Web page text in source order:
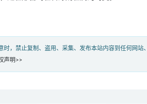
，禁止复制、盗用、采集、发布本站内容到任何网站
声明>>